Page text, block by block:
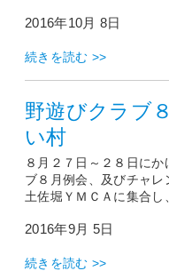
2016年10月 8日
続きを読む >>
野遊びクラブ
い村
８月２７日～２８日に
ブ８月例会、及びチャレ
土佐堀ＹＭＣＡに集合し
2016年9月 5日
続きを読む >>